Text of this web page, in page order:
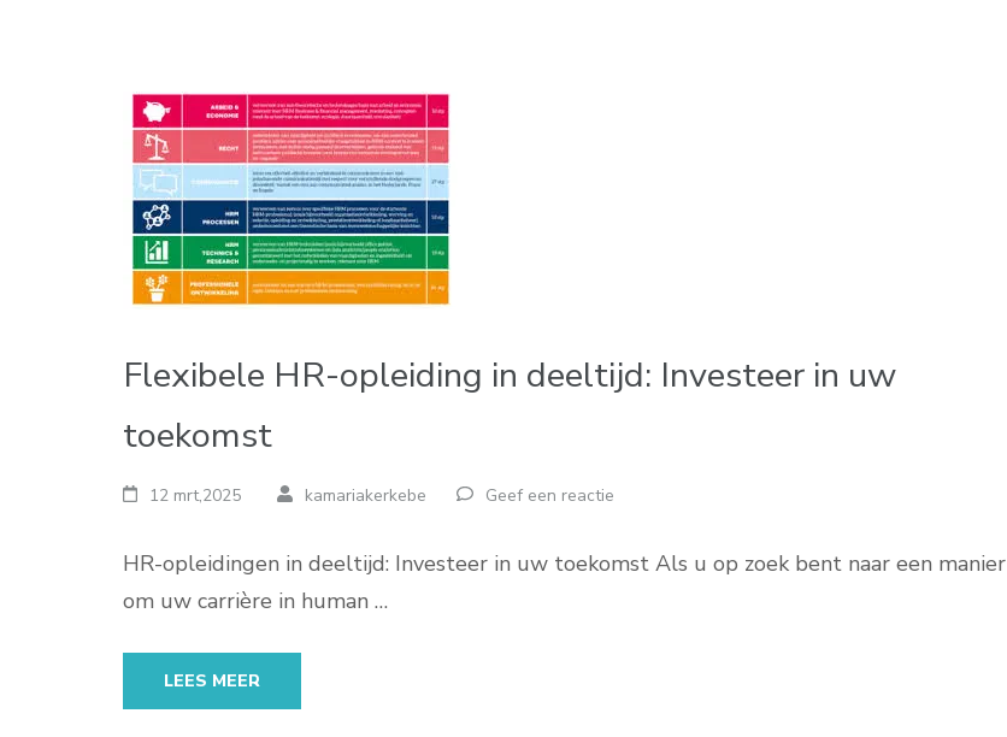
Flexibele HR-opleiding in deeltijd: Investeer in uw
toekomst
12 mrt,2025 kamariakerkebe Geef een reactie
HR-opleidingen in deeltijd: Investeer in uw toekomst Als u op zoek bent naar een manier
om uw carrière in human …
LEES MEER